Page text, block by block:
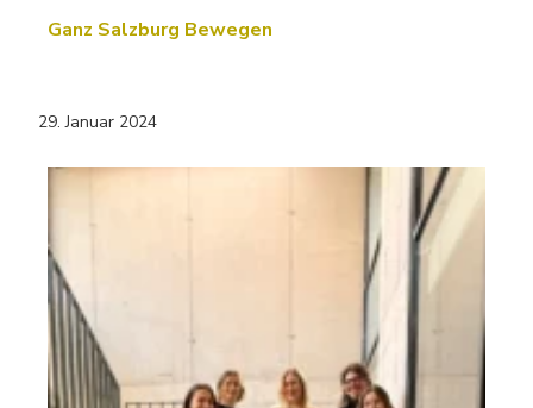
Ganz Salzburg Bewegen
29. Januar 2024